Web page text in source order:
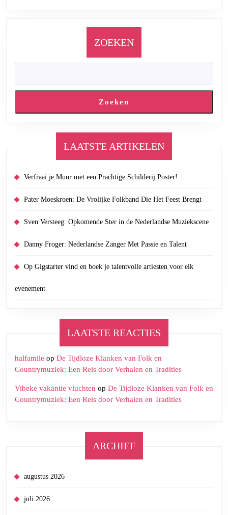
ZOEKEN
Zoeken
LAATSTE ARTIKELEN
Verfraai je Muur met een Prachtige Schilderij Poster!
Pater Moeskroen: De Vrolijke Folkband Die Het Feest Brengt
Sven Versteeg: Opkomende Ster in de Nederlandse Muziekscene
Danny Froger: Nederlandse Zanger Met Passie en Talent
Op Gigstarter vind en boek je talentvolle artiesten voor elk
evenement
LAATSTE REACTIES
halfamile op De Tijdloze Klanken van Folk en
Countrymuziek: Een Reis door Verhalen en Tradities
Vibeke vakantie vluchten op De Tijdloze Klanken van Folk en
Countrymuziek: Een Reis door Verhalen en Tradities
ARCHIEF
augustus 2026
juli 2026